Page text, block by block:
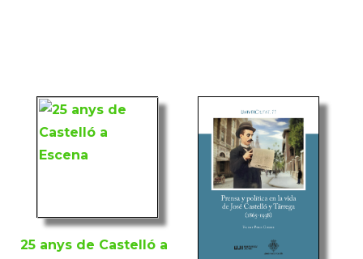
25 anys de Castelló a